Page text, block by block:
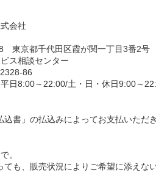
会社
東京都千代田区霞が関一丁目3番2号
ス相談センター
86
日8:00～22:00/土・日・休日9:00～
込書」の払込みによってお支払いただ
。
ても、販売状況によりご希望に添えな